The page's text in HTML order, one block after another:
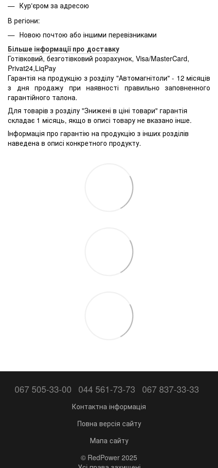
Кур'єром за адресою
В регіони:
Новою почтою або іншими перевізниками
Більше інформації про доставку
Готівковий, безготівковий розрахунок, Visa/MasterCard,
Privat24,LiqPay
Гарантія на продукцію з розділу "Автомагнітоли" - 12 місяців
з дня продажу при наявності правильно заповненного
гарантійного талона.
Для товарів з розділу "Знижені в ціні товари" гарантія
складає 1 місяць, якщо в описі товару не вказано інше.
Інформація про гарантію на продукцію з інших розділів
наведена в описі конкретного продукту.
067 505-33-00 044 561-73-73 067 837-33-33
Контактна інформація
Повна версія сайту
Мапа сайту
© RedPower 2025